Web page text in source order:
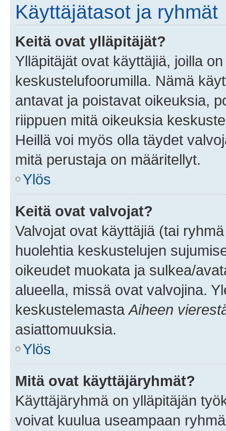
Käyttäjätasot ja ryhmät
Keitä ovat ylläpitäjät?
Ylläpitäjät ovat käyttäjiä, joilla
keskustelufoorumilla. Nämä
antavat ja poistavat oikeuksia,
riippuen mitä oikeuksia
Heillä voi myös olla täydet
mitä perustaja on määritellyt.
Ylös
Keitä ovat valvojat?
Valvojat ovat käyttäjiä (tai
huolehtia keskustelujen
oikeudet muokata ja sulkea/
alueella, missä ovat valvojina.
keskustelemasta Aiheen
asiattomuuksia.
Ylös
Mitä ovat käyttäjäryhmät?
Käyttäjäryhmä on ylläpitäjän
voivat kuulua useampaan